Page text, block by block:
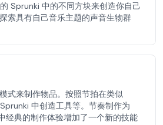
Sprunki 中的不同方块来创造你自己
索具有自己音乐主题的声音生物群
式来制作物品。按照节拍在类似
中创造工具等。节奏制作为
经典的制作体验增加了一个新的技能